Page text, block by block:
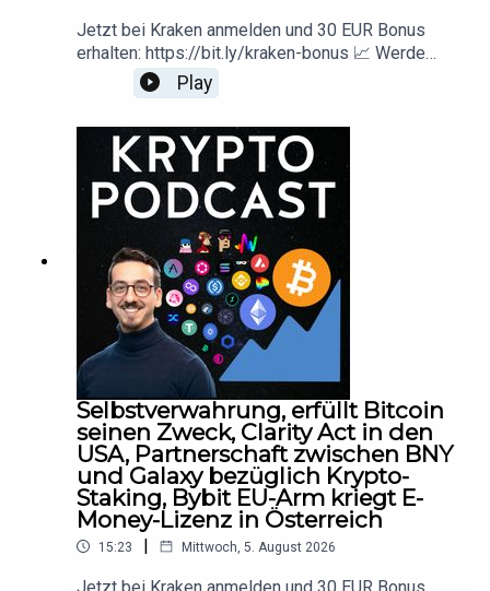
Jetzt bei Kraken anmelden und 30 EUR Bonus
erhalten: https://bit.ly/kraken-bonus 📈 Werde
Blue Alpine Mitglied und profitiere von Modell
Portfolios, Kryptowissen und Investment
Alpine Youtube
Kanal:https://www.youtube.com/@KryptoInfos 🔍
Diese Kryptos kaufen Unternehmen und
Regierungen:https://cryptotreasurytracker.com
▬▬▬▬▬▬▬▬▬▬▬▬▬▬▬▬▬▬▬▬▬
▬▬▬▬▬▬▬DisclaimerBlue Alpine Research
ist kein Finanz- oder Steuerberater und jegliche
Inhalte sind nicht als Finanzberatung zu
verstehen.Es werden keinerlei Kauf- oder
Verkaufsempfehlungen abgegeben nur die
eigene Meinung der Blue Alpine Research
Organisation geteilt.
Play
Selbstverwahrung, erfüllt Bitcoin
seinen Zweck, Clarity Act in den
USA, Partnerschaft zwischen BNY
und Galaxy bezüglich Krypto-
Staking, Bybit EU-Arm kriegt E-
Money-Lizenz in Österreich
15:23 | Mittwoch, 5. August 2026
Jetzt bei Kraken anmelden und 30 EUR Bonus